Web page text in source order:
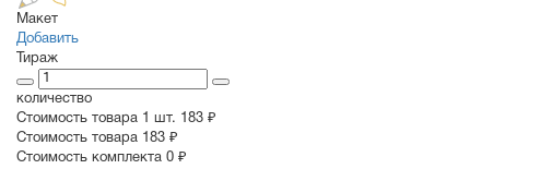
Макет
Добавить
Тираж
количество
Стоимость товара 1 шт. 183 ₽
Cтоимость товара 183 ₽
Стоимость комплекта 0 ₽